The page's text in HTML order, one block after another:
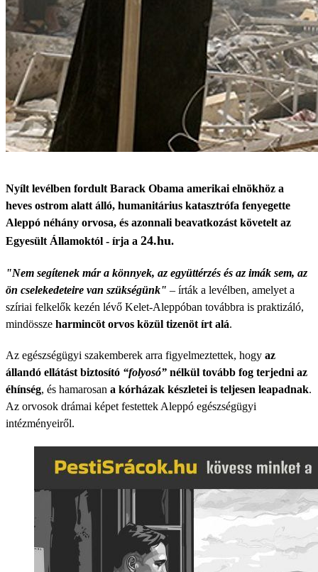
Nyílt levélben fordult Barack Obama amerikai elnökhöz a
heves ostrom alatt álló, humanitárius katasztrófa fenyegette
Aleppó néhány orvosa, és azonnali beavatkozást követelt az
Egyesült Államoktól - írja a 24.hu.
"Nem segítenek már a könnyek, az együttérzés és az imák sem, az
ön cselekedeteire van szükségünk" – írták a levélben, amelyet a
szíriai felkelők kezén lévő Kelet-Aleppóban továbbra is praktizáló,
mindössze harmincöt orvos közül tizenöt írt alá.
Az egészségügyi szakemberek arra figyelmeztettek, hogy az
állandó ellátást biztosító “folyosó” nélkül tovább fog terjedni az
éhínség, és hamarosan a kórházak készletei is teljesen leapadnak.
Az orvosok drámai képet festettek Aleppó egészségügyi
intézményeiről.